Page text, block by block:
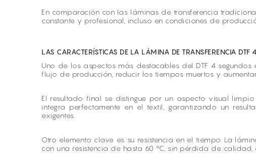
En comparación con las láminas de transferencia
constante y profesional, incluso en condiciones de
LAS CARACTERÍSTICAS DE LA LÁMINA DE TRANSFERENCIA DTF
Uno de los aspectos más destacables del DTF 4
flujo de producción, reducir los tiempos muertos y
El resultado final se distingue por un aspecto visual
integra perfectamente en el textil, garantizando un
exigentes.
Otro elemento clave es su resistencia en el tiempo. La
con una resistencia de hasta 60 °C, sin pérdida de calidad,